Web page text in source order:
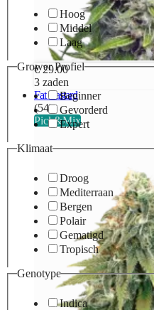
Hoog
Middel
Laag
Grower Profiel
Beginner
Gevorderd
Expert
Klimaat
Droog
Mediterraan
Bergen
Polair
Gematigd
Tropisch
Genotype
Indica
€ 29.00
3 zaden
Fat Bastard
(54)
Pick&Mix